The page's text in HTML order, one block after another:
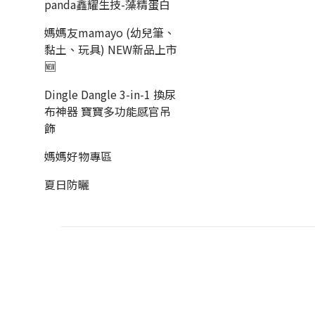
panda鑫耀生技-藻精蛋白
媽媽友mamayo (幼兒筆、
黏土、玩具) NEW新品上市
🆕
Dingle Dangle 3-in-1 換尿
布神器 寶寶多功能感官吊
飾
媽媽好物專區
夏日防曬